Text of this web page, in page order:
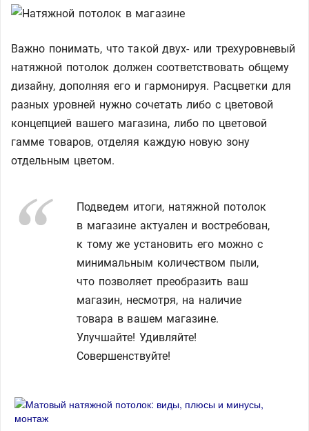
Важно понимать, что такой двух- или трехуровневый
натяжной потолок должен соответствовать общему
дизайну, дополняя его и гармонируя. Расцветки для
разных уровней нужно сочетать либо с цветовой
концепцией вашего магазина, либо по цветовой
гамме товаров, отделяя каждую новую зону
отдельным цветом.
Подведем итоги, натяжной потолок
в магазине актуален и востребован,
к тому же установить его можно с
минимальным количеством пыли,
что позволяет преобразить ваш
магазин, несмотря, на наличие
товара в вашем магазине.
Улучшайте! Удивляйте!
Совершенствуйте!